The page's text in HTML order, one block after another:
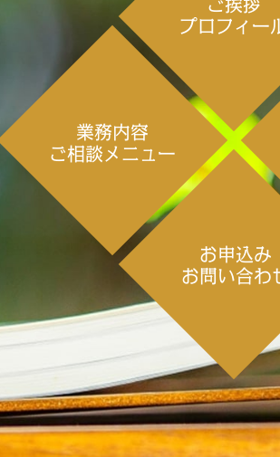
ご挨拶
プロフィー
業務内容
ご相談メニュー
お申込み
お問い合わ